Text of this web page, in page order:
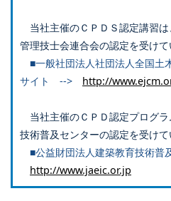
当社主催のＣＰＤＳ認定講習
管理技士会連合会の認定を受けて
■一般社団法人社団法人全国土
サイト --> http://
当社主催のＣＰＤ認定プログ
技術普及センターの認定を受けて
■公益財団法人建築教育技術
http://www.jaeic.or.jp